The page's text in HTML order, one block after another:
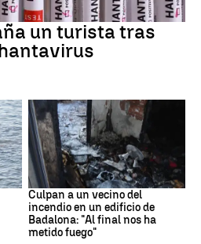
un turista tras
Cataluña
Culpan a un vecino del
incendio en un edificio de
Badalona: "Al final nos ha
metido fuego"